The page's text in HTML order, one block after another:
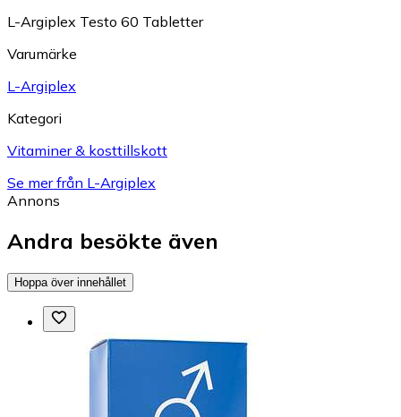
L-Argiplex Testo 60 Tabletter
Varumärke
L-Argiplex
Kategori
Vitaminer & kosttillskott
Se mer från L-Argiplex
Annons
Andra besökte även
Hoppa över innehållet